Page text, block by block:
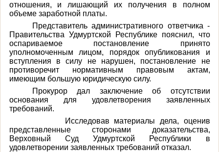
отношения, и лишающий их получения в полном
объеме заработной платы.
Представитель административного ответчика -
Правительства Удмуртской Республике пояснил, что
оспариваемое постановление принято
уполномоченным лицом, порядок опубликования и
вступления в силу не нарушен, постановление не
противоречит нормативным правовым актам,
имеющим большую юридическую силу.
Прокурор дал заключение об отсутствии
основания для удовлетворения заявленных
требований.
Исследовав материалы дела, оценив
представленные сторонами доказательства,
Верховный Суд Удмуртской Республики в
удовлетворении заявленных требований отказал.